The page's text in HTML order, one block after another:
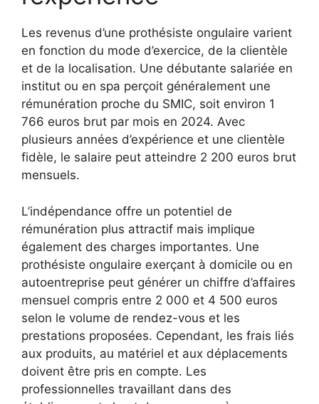
Les revenus d’une prothésiste ongulaire varient
en fonction du mode d’exercice, de la clientèle
et de la localisation. Une débutante salariée en
institut ou en spa perçoit généralement une
rémunération proche du SMIC, soit environ 1
766 euros brut par mois en 2024. Avec
plusieurs années d’expérience et une clientèle
fidèle, le salaire peut atteindre 2 200 euros brut
mensuels.
L’indépendance offre un potentiel de
rémunération plus attractif mais implique
également des charges importantes. Une
prothésiste ongulaire exerçant à domicile ou en
autoentreprise peut générer un chiffre d’affaires
mensuel compris entre 2 000 et 4 500 euros
selon le volume de rendez-vous et les
prestations proposées. Cependant, les frais liés
aux produits, au matériel et aux déplacements
doivent être pris en compte. Les
professionnelles travaillant dans des